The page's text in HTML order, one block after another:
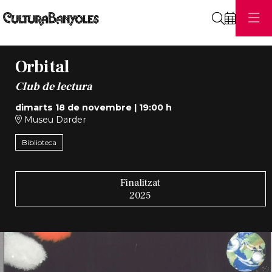
Orbital
Club de lectura
dimarts 18 de novembre| 19:00 h
Museu Darder
Biblioteca
Finalitzat
2025